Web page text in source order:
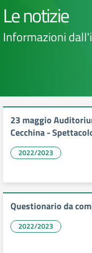
Le notizie
Informazioni
23 maggio
Cecchina -
2022/2023
Questionario da
2022/2023